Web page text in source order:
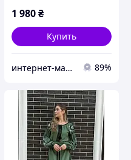
1 980₴
Купить
интернет-магазин одежды Ovi-Shop 89%